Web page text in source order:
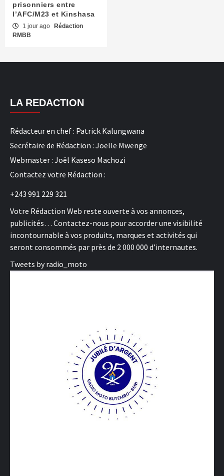
prisonniers entre
l’AFC/M23 et Kinshasa
1 jour ago
Rédaction
RMBB
LA REDACTION
Rédacteur en chef : Patrick Kalungwana
Secrétaire de Rédaction : Joëlle Mwenge
Webmaster : Joël Kaseso Machozi
Contactez votre Rédaction :
+243 991 229 321
Votre Rédaction Web reste ouverte à vos annonces,
publicités… Contactez-nous pour accorder une visibilité
incontournable à vos produits, marques et activités qui
seront consommés par près de 2 000 000 d’internautes.
Tweets by radio_moto